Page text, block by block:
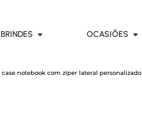
BRINDES OCASIÕES
case notebook com zíper lateral personalizado